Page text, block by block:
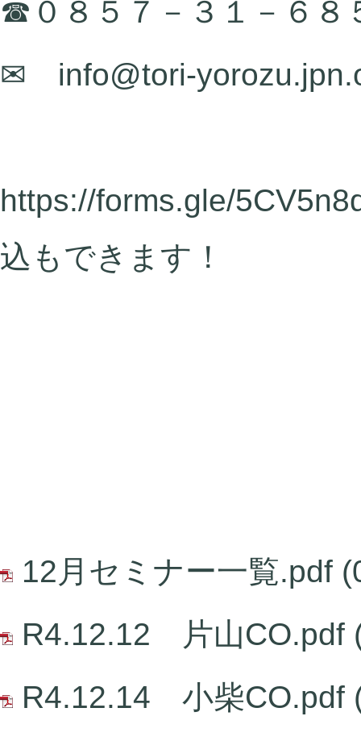
☎０８５７－３１－６８
✉ info@tori-
https://forms.gle/
込もできます！
12月セミナー一覧.pdf
R4.12.12 片山CO.pdf
R4.12.14 小柴CO.pdf